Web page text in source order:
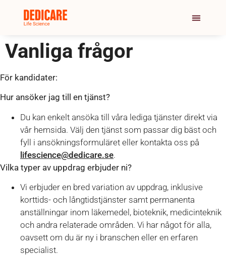
Vanliga frågor
För kandidater:
Hur ansöker jag till en tjänst?
Du kan enkelt ansöka till våra lediga tjänster direkt via
vår hemsida. Välj den tjänst som passar dig bäst och
fyll i ansökningsformuläret eller kontakta oss på
lifescience@dedicare.se.
Vilka typer av uppdrag erbjuder ni?
Vi erbjuder en bred variation av uppdrag, inklusive
korttids- och långtidstjänster samt permanenta
anställningar inom läkemedel, bioteknik, medicinteknik
och andra relaterade områden. Vi har något för alla,
oavsett om du är ny i branschen eller en erfaren
specialist.